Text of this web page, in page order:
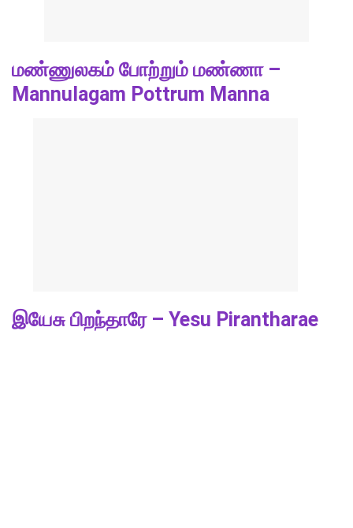
மண்ணுலகம் போற்றும் மண்ணா –
Mannulagam Pottrum Manna
இயேசு பிறந்தாரே – Yesu Pirantharae